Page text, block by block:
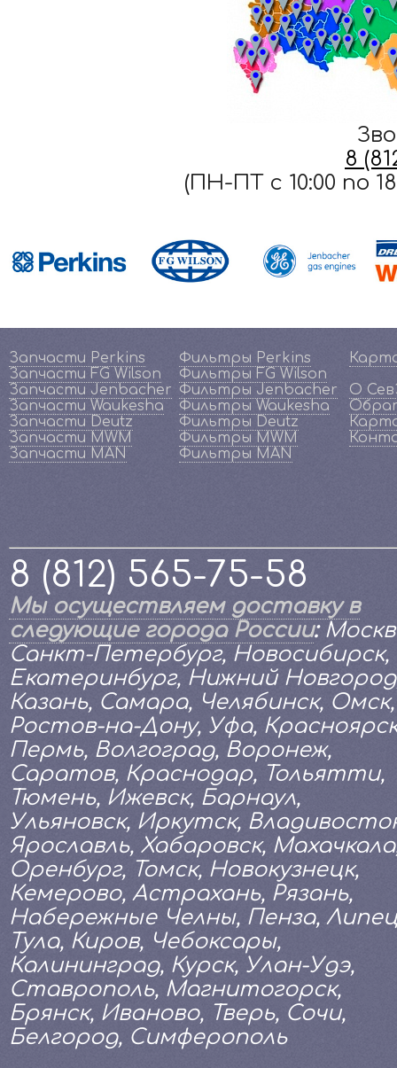
8
(ПН-ПТ c 10:00 по
Запчасти Perkins
Запчасти FG Wilson
Запчасти Jenbacher
Запчасти Waukesha
Запчасти Deutz
Запчасти MWM
Запчасти MAN
Фильтры Perkins
Фильтры FG Wilson
Фильтры Jenbacher
Фильтры Waukesha
Фильтры Deutz
Фильтры MWM
Фильтры MAN
О
8 (812) 565-75-58
Мы осуществляем доставку в
следующие города России:
Санкт-Петербург, Новосибирск,
Екатеринбург, Нижний
Казань, Самара, Челябинск, Омск,
Ростов-на-Дону, Уфа,
Пермь, Волгоград, Воронеж,
Саратов, Краснодар, Тольятти,
Тюмень, Ижевск, Барнаул,
Ульяновск, Иркутск,
Ярославль, Хабаровск,
Оренбург, Томск, Новокузнецк,
Кемерово, Астрахань, Рязань,
Набережные Челны, Пенза,
Тула, Киров, Чебоксары,
Калининград, Курск, Улан-Удэ,
Ставрополь, Магнитогорск,
Брянск, Иваново, Тверь, Сочи,
Белгород, Симферополь